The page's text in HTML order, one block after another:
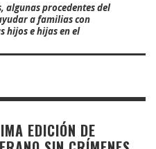
algunas procedentes del
a familias con
hijos e hijas en el
EDICIÓN DE